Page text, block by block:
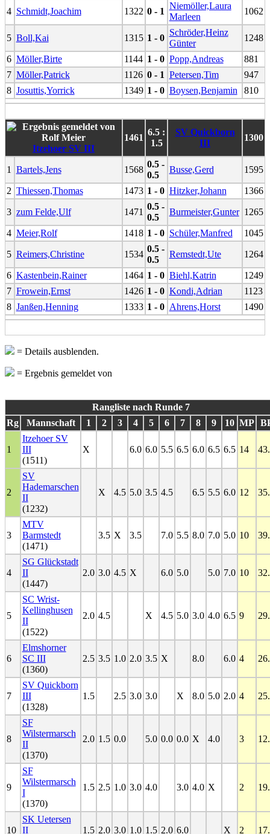
4 Schmidt,Joachim 1322 0 - 1
Niemöller,Laura
Marleen
1062
5 Boll,Kai 1315 1 - 0
Schröder,Heinz
Günter
1248
6 Möller,Birte 1144 1 - 0 Popp,Andreas
881
7 Möller,Patrick 1126 0 - 1 Petersen,Tim
947
8 Josuttis,Yorrick 1349 1 - 0 Boysen,Benjamin 810
Itzehoer SV III
1461
6.5 :
1.5
SV Quickborn
III
1300
1 Bartels,Jens 1568
0.5 -
0.5
Busse,Gerd 1595
2 Thiessen,Thomas 1473 1 - 0 Hitzker,Johann 1366
3 zum Felde,Ulf 1471
0.5 -
0.5
Burmeister,Gunter 1265
4 Meier,Rolf 1418 1 - 0 Schüler,Manfred 1045
5 Reimers,Christine 1534
0.5 -
0.5
Remstedt,Ute 1264
6 Kastenbein,Rainer 1464 1 - 0 Biehl,Katrin
1249
7 Frowein,Ernst 1426 1 - 0 Kondi,Adrian
1123
8 Janßen,Henning 1333 1 - 0 Ahrens,Horst 1490
= Details ausblenden.
= Ergebnis gemeldet von
Rangliste nach Runde 7
Rg
Mannschaft 1 2 3 4 5 6 7 8 9 10 MP
1
Itzehoer SV
III
(1511)
X 6.0 6.0 5.5 6.5 6.0 6.5 6.5 14
2
SV
Hademarschen
II
(1232)
X 4.5 5.0 3.5 4.5 6.5 5.5 6.0 12
3
MTV
Barmstedt
(1471)
3.5 X 3.5 7.0 5.5 8.0 7.0 5.0 10
4
SG Glückstadt
II
(1447)
2.0 3.0 4.5 X 6.0 5.0 5.0 7.0 10
5
SC Wrist-
Kellinghusen
II
(1522)
2.0 4.5 X 4.5 5.0 3.0 4.0 6.5 9
6
Elmshorner
SC III
(1360)
2.5 3.5 1.0 2.0 3.5 X 8.0 6.0 4
7
SV Quickborn
III
(1328)
1.5 2.5 3.0 3.0 X 8.0 5.0 2.0 4
8
SF
Wilstermarsch
II
(1370)
2.0 1.5 0.0 5.0 0.0 0.0 X 4.0 3
9
SF
Wilstermarsch
I
(1370)
1.5 2.5 1.0 3.0 4.0 3.0 4.0 X 2
10
SK Uetersen
II
1.5 2.0 3.0 1.0 1.5 2.0 6.0 X 2